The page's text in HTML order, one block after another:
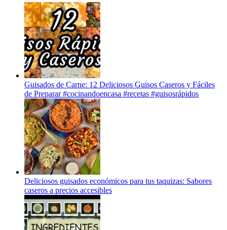
Guisados de Carne: 12 Deliciosos Guisos Caseros y Fáciles
de Preparar #cocinandoencasa #recetas #guisosrápidos
Deliciosos guisados económicos para tus taquizas: Sabores
caseros a precios accesibles